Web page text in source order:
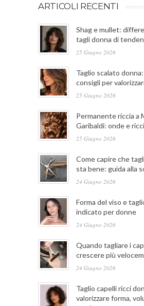
ARTICOLI RECENTI
Shag e mullet:
tagli donna di
25 Giugno 2026
Taglio scalato
consigli per
25 Giugno 2026
Permanente riccia a
Garibaldi: onde e
25 Giugno 2026
Come capire che
sta bene: guida alla
24 Giugno 2026
Forma del viso e
indicato per donne
24 Giugno 2026
Quando tagliare i
crescere più
24 Giugno 2026
Taglio capelli ricci
valorizzare forma,